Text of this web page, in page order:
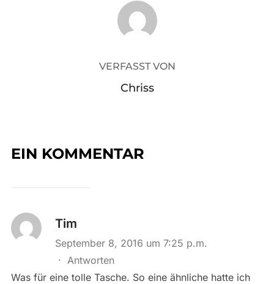
BEITRAGSAUTOR
VERFASST VON
Chriss
EIN KOMMENTAR
Tim
September 8, 2016 um 7:25 p.m.
· Antworten
Was für eine tolle Tasche. So eine ähnliche hatte ich